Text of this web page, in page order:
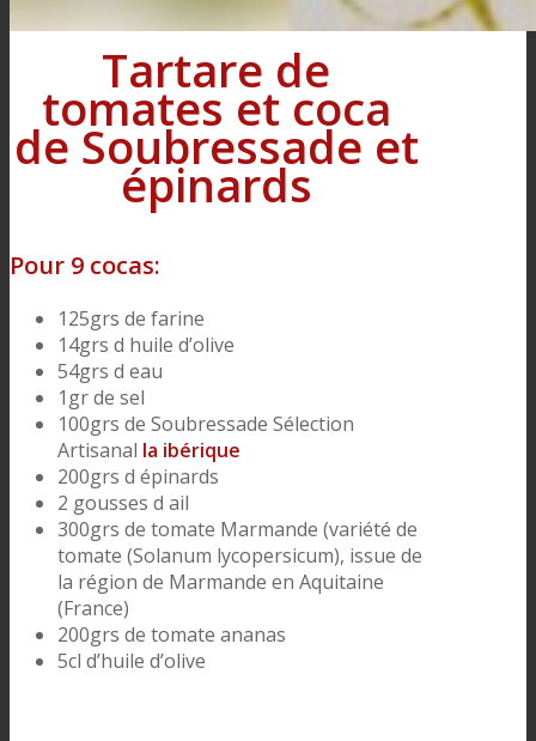
Tartare de
tomates et coca
de Soubressade et
épinards
Pour 9 cocas:
125grs de farine
14grs d huile d’olive
54grs d eau
1gr de sel
100grs de Soubressade Sélection
Artisanal la ibérique
200grs d épinards
2 gousses d ail
300grs de tomate Marmande (variété de
tomate (Solanum lycopersicum), issue de
la région de Marmande en Aquitaine
(France)
200grs de tomate ananas
5cl d’huile d’olive